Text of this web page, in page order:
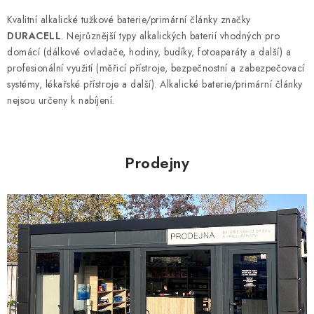
c
í
p
r
v
k
i
s
u
á
n
k
o
v
á
Kvalitní alkalické tužkové baterie/primární články značky
DURACELL. Nejrůznější typy alkalických baterií vhodných pro
domácí (dálkové ovladače, hodiny, budíky, fotoaparáty a další) a
profesionální využití (měřicí přístroje, bezpečnostní a zabezpečovací
systémy, lékařské přístroje a další). Alkalické baterie/primární články
nejsou určeny k nabíjení.
Prodejny